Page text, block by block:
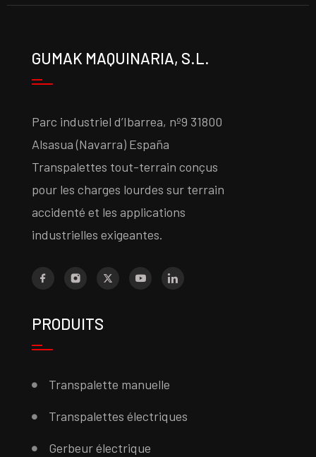
GUMAK MAQUINARIA, S.L.
Parc industriel d’Ibarrea, nº9 31800
Alsasua (Navarra) España
Transpalettes tout-terrain conçus
pour les charges lourdes sur terrain
accidenté et les applications
industrielles exigeantes.
PRODUITS
Transpalette manuelle
Transpalettes électriques
Gerbeur électrique